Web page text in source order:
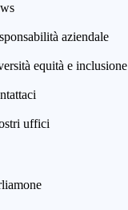
aziendale
equità e inclusione
uffici